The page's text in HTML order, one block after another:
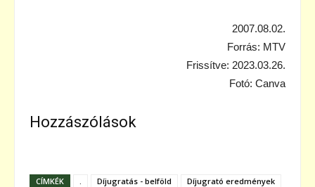
2007.08.02.
Forrás: MTV
Frissítve: 2023.03.26.
Fotó: Canva
Hozzászólások
CÍMKÉK Díjugratás - belföld
Díjugrató eredmények